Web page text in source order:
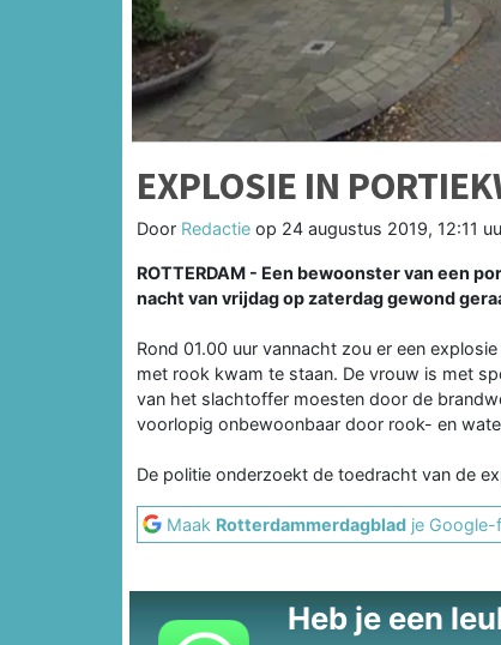
EXPLOSIE IN
Door Redactie op 24 augustus 2019, 12:11
ROTTERDAM - Een bewoonster van een
nacht van vrijdag op zaterdag gewond
Rond 01.00 uur vannacht zou er een
met rook kwam te staan. De vrouw is met
van het slachtoffer moesten door de
voorlopig onbewoonbaar door rook- en
De politie onderzoekt de toedracht van de
Maak Rotterdammerdagblad je
Heb je een